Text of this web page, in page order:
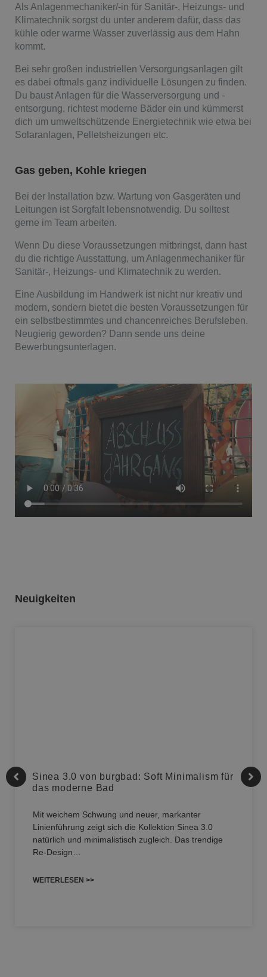
Als Anlagenmechaniker/-in für Sanitär-, Heizungs- und
Klimatechnik sorgst du unter anderem dafür, dass das
kühle oder warme Wasser zuverlässig aus dem Hahn
kommt.
Bei sehr großen industriellen Versorgungsanlagen gilt
es dabei oftmals ganz individuelle Lösungen zu finden.
Du baust Anlagen für die Wasserversorgung und -
entsorgung, richtest moderne Bäder ein und kümmerst
dich um umweltschützende Energietechnik wie etwa bei
Solaranlagen, Pelletsheizungen etc.
Gas geben, Kohle kriegen
Bei der Installation bzw. Wartung von Gasgeräten und
Leitungen ist Sorgfalt lebensnotwendig. Du solltest
gerne im Team arbeiten.
Wenn Du diese Voraussetzungen mitbringst, dann hast
du die richtige Ausstattung, um Anlagenmechaniker für
Sanitär-, Heizungs- und Klimatechnik zu werden.
Eine Ausbildung im Handwerk ist nicht nur kreativ und
modern, sondern bietet die besten Voraussetzungen für
ein selbstbestimmtes und chancenreiches Berufsleben.
Neugierig geworden? Dann sende uns deine
Bewerbungsunterlagen.
Neuigkeiten
Sinea 3.0 von burgbad: Soft Minimalism für
das moderne Bad
Mit weichem Schwung und neuer, markanter
Linienführung zeigt sich die Kollektion Sinea 3.0
natürlich und minimalistisch zugleich. Das trendige
Re-Design…
WEITERLESEN >>